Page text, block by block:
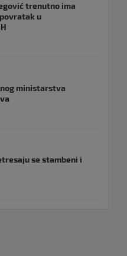
trenutno ima
u
ministarstva
se stambeni i